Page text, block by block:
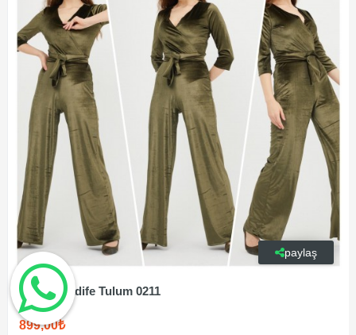
paylaş
Amora Kadife Tulum 0211
899,00₺